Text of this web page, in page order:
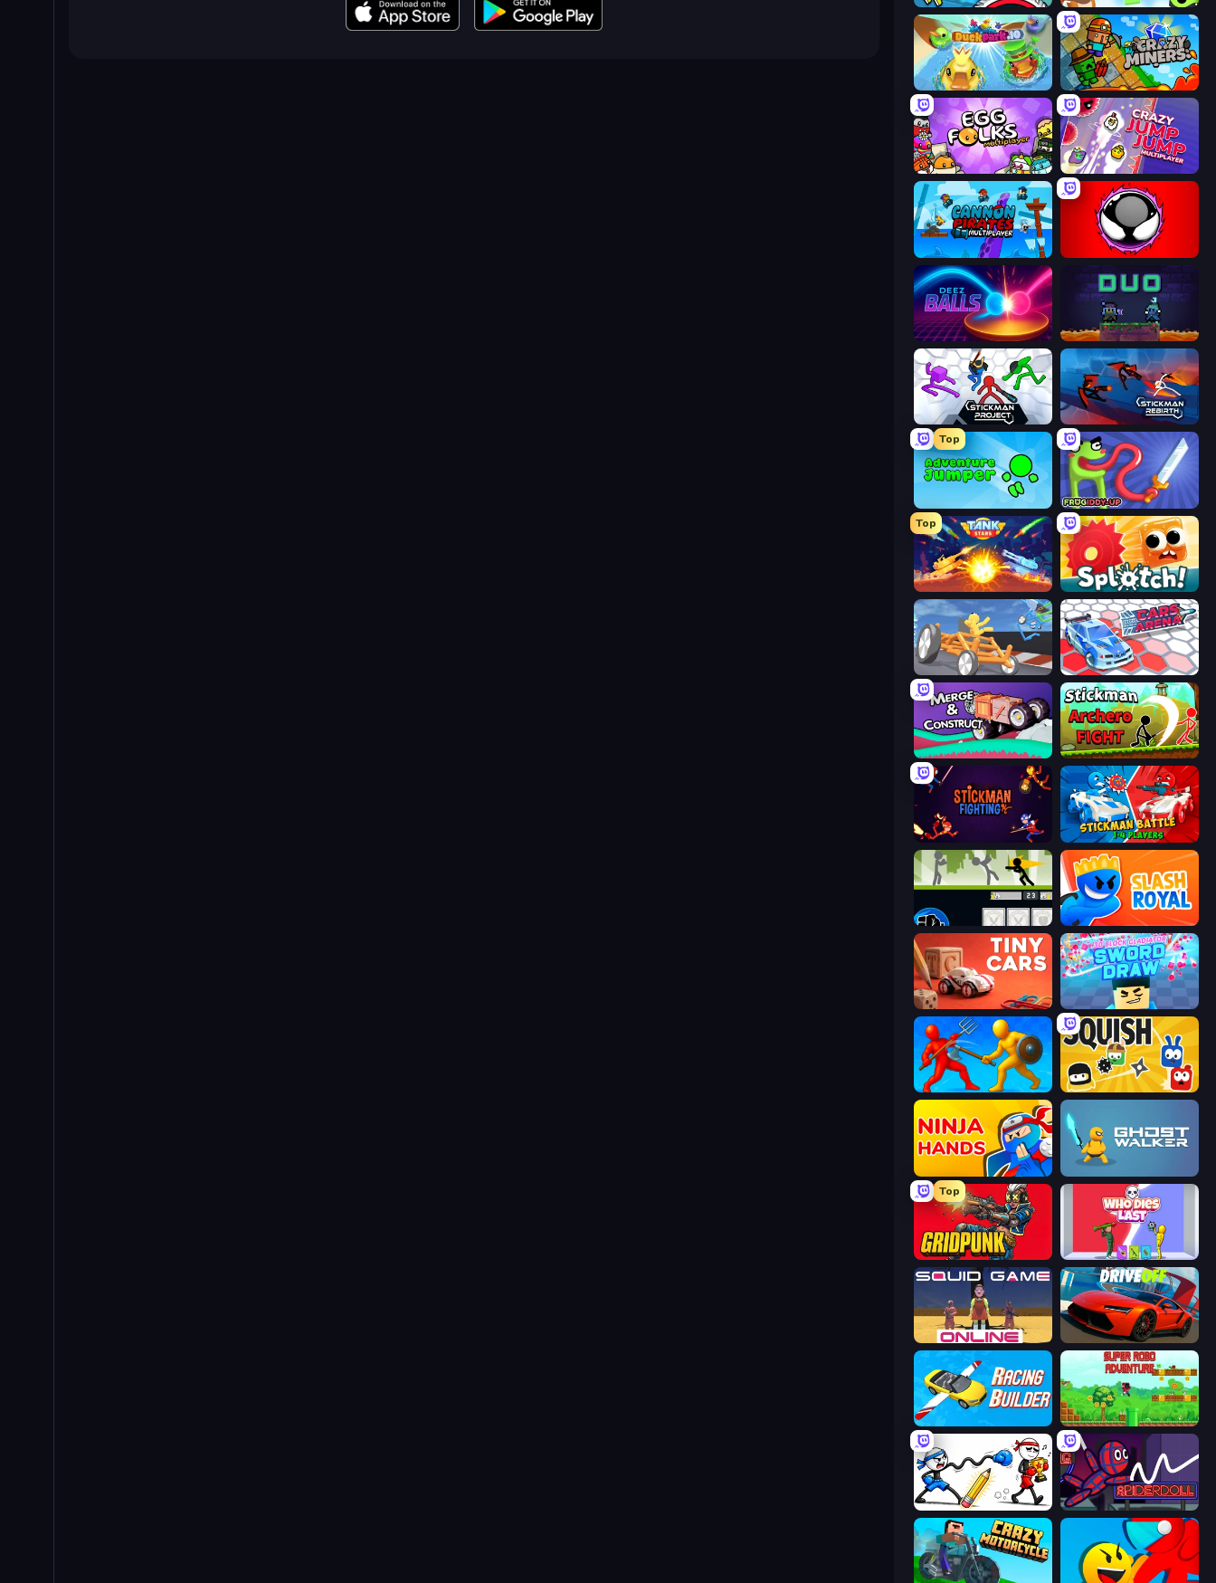
DuckPark.io Crazy Miners
Egg Folks Multiplayer Crazy Jump Jump Multiplayer
Cannon Pirates Multiplayer Splatmans
Deez Balls Duo
Stickman Project Stickman Rebirth
Top
Adventure Jumper Frogiddy
Top
Tank Stars Splotch!
Draw Crash Race Cars Arena
Merge & Construct Stickman Archero Fight
Stickman Fighting: Super War Stickman battle 1-4 Players
Stickman Fighter: Mega Brawl Slash Royal
Tiny Cars
Epic Sword Battle! Fight in Arena Squish
Ninja Hands
Top
Who Dies Last?
Squid Game Online DriveOff
Racing Builder Super Robo - Adventure
Doodle Smash SpiderDoll